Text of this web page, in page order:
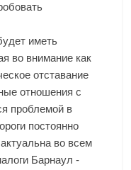
иметь
во внимание как
отставание
отношения с
проблемой в
постоянно
во всем
Барнаул -